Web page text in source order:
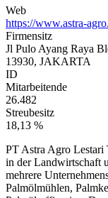
Web
https://www.astra-
Firmensitz
Jl Pulo Ayang Raya
13930, JAKARTA
ID
Mitarbeitende
26.482
Streubesitz
18,13 %
PT Astra Agro Lestari
in der Landwirtschaft
mehrere
Palmölmühlen,